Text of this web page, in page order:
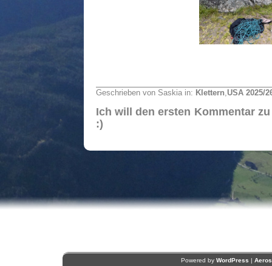
Geschrieben von Saskia in: Klettern,USA 2025/
Ich will den ersten Kommentar
:)
Powered by WordPress |